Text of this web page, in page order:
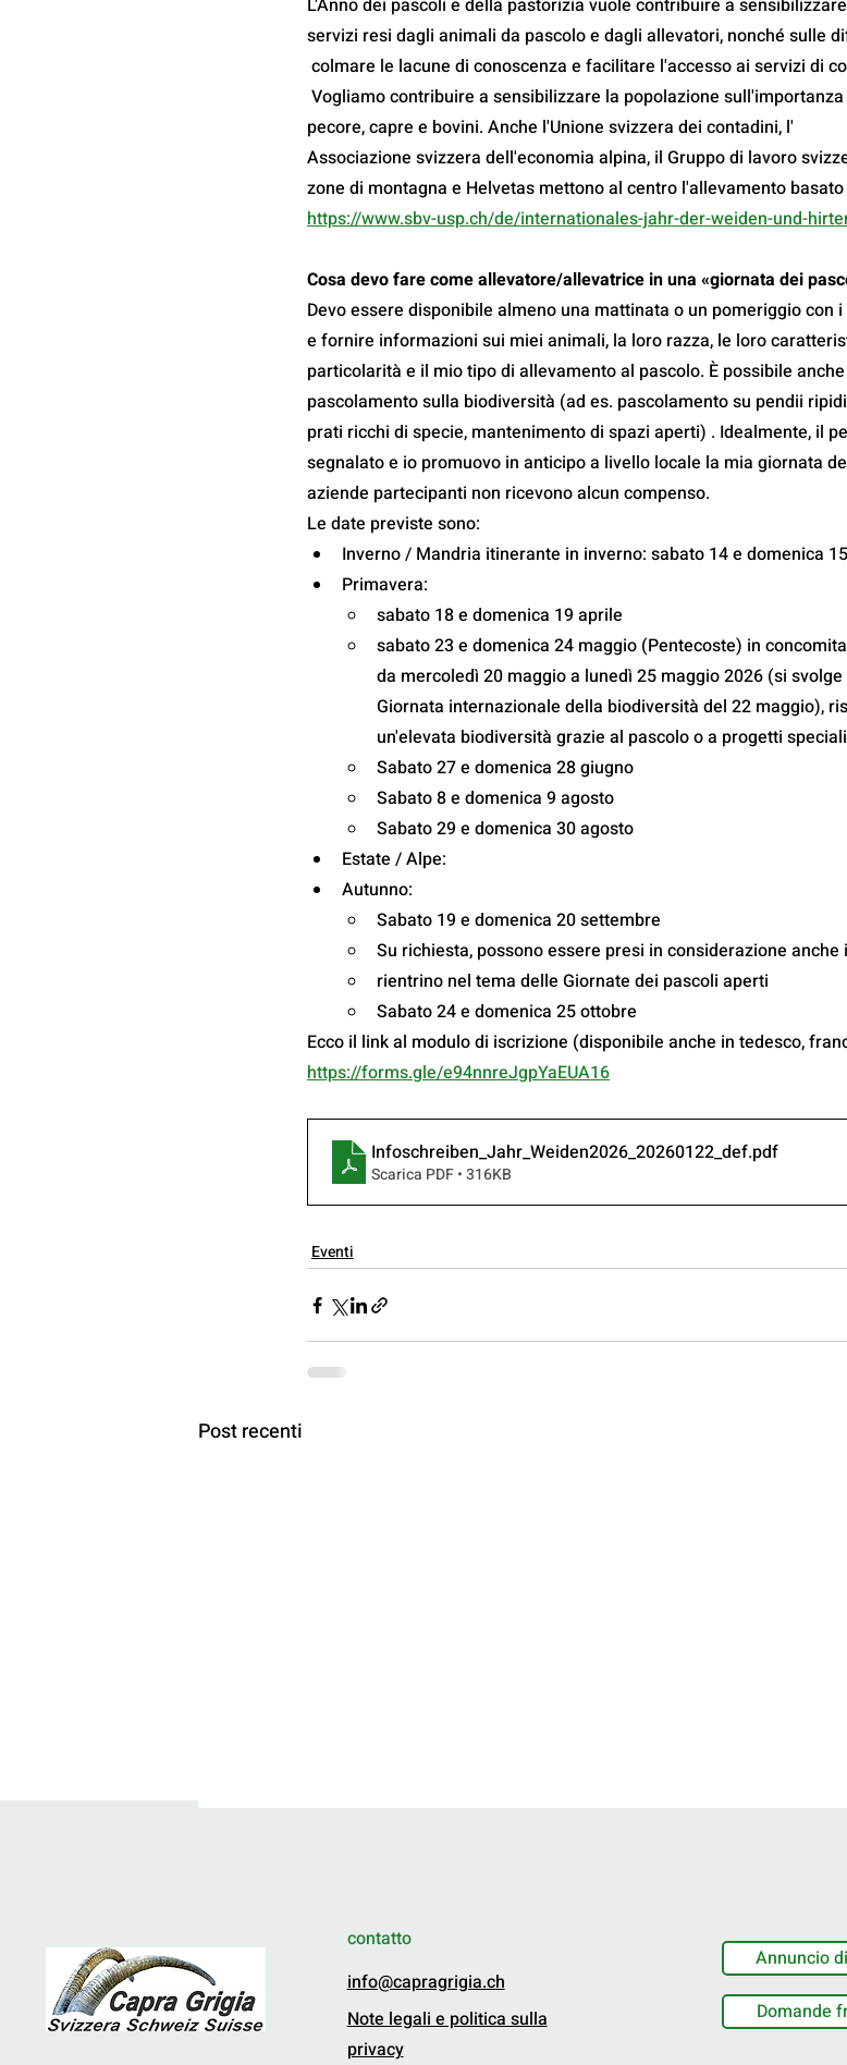
L'Anno dei pascoli e della pastorizia vuole contribuire a
servizi resi dagli animali da pascolo e dagli allevatori, nonché sulle
colmare le lacune di conoscenza e facilitare l'accesso ai servizi di
Vogliamo contribuire a sensibilizzare la popolazione
pecore, capre e bovini. Anche l'Unione svizzera dei contadini, l'
Associazione svizzera dell'economia alpina, il Gruppo di lavoro
zone di montagna e Helvetas mettono al centro l'allevamento
https://www.sbv-usp.ch/de/internationales-jahr-der-weiden-und-
Cosa devo fare come allevatore/allevatrice in una «giornata dei
Devo essere disponibile almeno una mattinata o un pomeriggio con
e fornire informazioni sui miei animali, la loro razza, le loro
particolarità e il mio tipo di allevamento al pascolo. È possibile
pascolamento sulla biodiversità (ad es. pascolamento su pendii
prati ricchi di specie, mantenimento di spazi aperti) . Idealmente, il
segnalato e io promuovo in anticipo a livello locale la mia giornata
aziende partecipanti non ricevono alcun compenso.
Le date previste sono:
Inverno / Mandria itinerante in inverno: sabato 14 e domenica
Primavera:
sabato 18 e domenica 19 aprile
sabato 23 e domenica 24 maggio (Pentecoste) in
da mercoledì 20 maggio a lunedì 25 maggio 2026 (si
Giornata internazionale della biodiversità del 22 maggio),
un'elevata biodiversità grazie al pascolo o a progetti
Sabato 27 e domenica 28 giugno
Sabato 8 e domenica 9 agosto
Sabato 29 e domenica 30 agosto
Estate / Alpe:
Autunno:
Sabato 19 e domenica 20 settembre
Su richiesta, possono essere presi in considerazione
rientrino nel tema delle Giornate dei pascoli aperti
Sabato 24 e domenica 25 ottobre
Ecco il link al modulo di iscrizione (disponibile anche in tedesco,
https://forms.gle/e94nnreJgpYaEUA16
Infoschreiben_Jahr_Weiden2026_20260122_def.pdf
Scarica PDF • 316KB
Eventi
Post recenti
Assemblea generale annuale
2026 a Effingerhort
contatto
info@capragrigia.ch
Note legali e politica sulla
privacy
Annuncio
Domande